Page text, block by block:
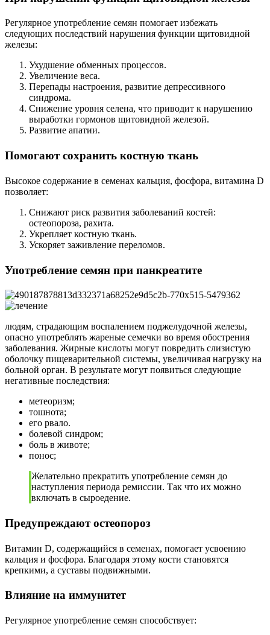
Регулярное употребление семян помогает избежать
следующих последствий нарушения функции щитовидной
железы:
Ухудшение обменных процессов.
Увеличение веса.
Перепады настроения, развитие депрессивного
синдрома.
Снижение уровня селена, что приводит к нарушению
выработки гормонов щитовидной железой.
Развитие апатии.
Помогают сохранить костную ткань
Высокое содержание в семенах кальция, фосфора, витамина D
позволяет:
Снижают риск развития заболеваний костей:
остеопороза, рахита.
Укрепляет костную ткань.
Ускоряет заживление переломов.
Употребление семян при панкреатите
людям, страдающим воспалением поджелудочной железы,
опасно употреблять жареные семечки во время обострения
заболевания. Жирные кислоты могут повредить слизистую
оболочку пищеварительной системы, увеличивая нагрузку на
больной орган. В результате могут появиться следующие
негативные последствия:
метеоризм;
тошнота;
его рвало.
болевой синдром;
боль в животе;
понос;
Желательно прекратить употребление семян до
наступления периода ремиссии. Так что их можно
включать в сыроедение.
Предупреждают остеопороз
Витамин D, содержащийся в семенах, помогает усвоению
кальция и фосфора. Благодаря этому кости становятся
крепкими, а суставы подвижными.
Влияние на иммунитет
Регулярное употребление семян способствует: